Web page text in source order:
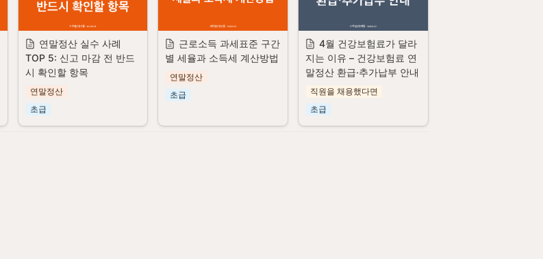
연말정산 실수 사례
TOP 5: 신고 마감 전 반드
시 확인할 항목
연말정산
초급
근로소득 과세표준 구간
별 세율과 소득세 계산방법
연말정산
초급
4월 건강보험료가 달라
지는 이유 – 건강보험료 연
말정산 환급·추가납부 안내
직원을 채용했다면
초급